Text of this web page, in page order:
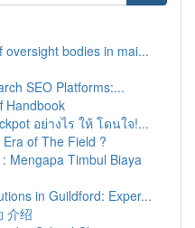
bodies in mai...
SEO Platforms:...
Handbook
อย่างไร ให้ โดนใจ!...
of The Field ?
Mengapa Timbul Biaya
in Guildford: Exper...
介绍